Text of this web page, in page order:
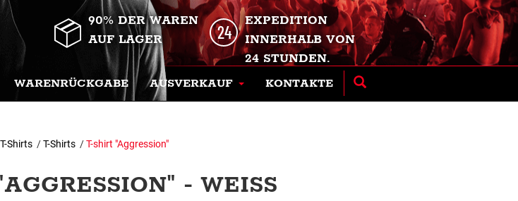
90% DER WAREN
AUF LAGER
EXPEDITION
INNERHALB VON
24 STUNDEN.
WARENRÜCKGABE AUSVERKAUF KONTAKTE
T-Shirts /T-Shirts /T-shirt "Aggression"
- WEISS